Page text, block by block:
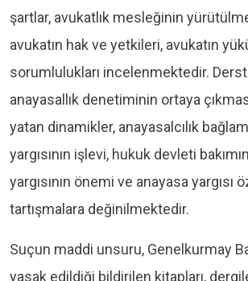
şartlar, avukatlık mesleğinin
avukatın hak ve yetkileri, avukatın
sorumlulukları incelenmektedir.
anayasallık denetiminin ortaya
yatan dinamikler, anayasalcılık
yargısının işlevi, hukuk devleti
yargısının önemi ve anayasa yargısı
tartışmalara değinilmektedir.
Suçun maddi unsuru, Genelkurmay
yasak edildiği bildirilen kitapları,